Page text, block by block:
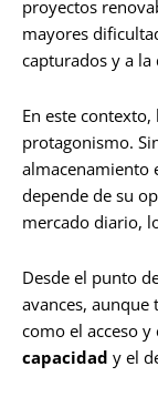
proyectos
mayores
capturados y a
En este
protagonismo.
almacenamiento
depende de su
mercado diario,
Desde el punto
avances,
como el acceso
capacidad y el